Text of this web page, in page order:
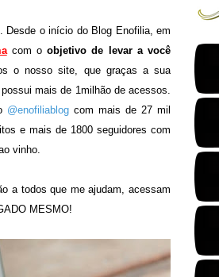
Desde o início do Blog Enofilia, em
com oobjetivo de levar a você
o nosso site, que graças a sua
mais de 1milhão de acessos.
@enofiliablog com mais de 27 mil
e mais de 1800 seguidores com
vinho.
a todos que me ajudam, acessam
MESMO!